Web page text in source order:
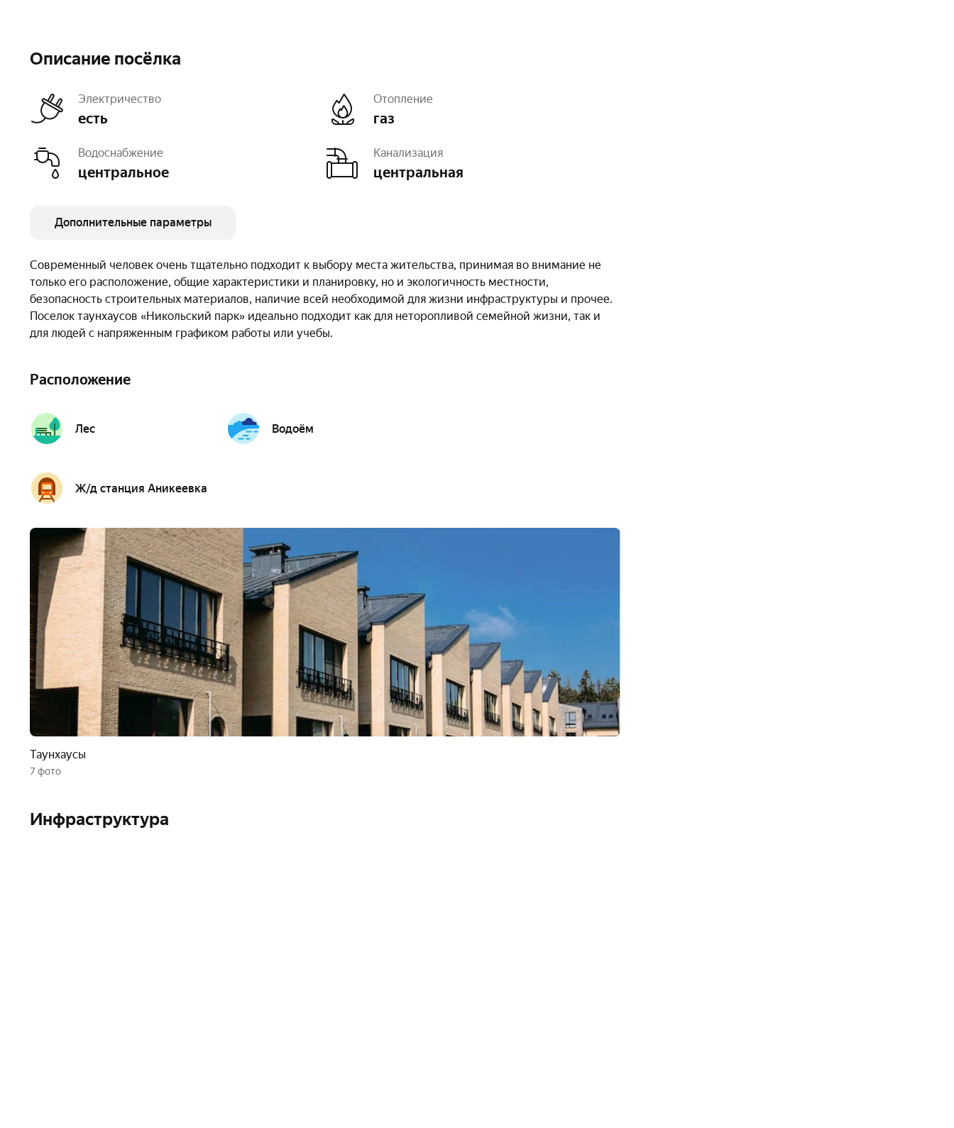
Описание посёлка
Электричество
есть
Отопление
газ
Водоснабжение
центральное
Канализация
центральная
Тип земли
МЖС Число объектов83
Очереди
1
Дополнительные параметры
Современный человек очень тщательно подходит к выбору места жительства, принимая во внимание не
только его расположение, общие характеристики и планировку, но и экологичность местности,
безопасность строительных материалов, наличие всей необходимой для жизни инфраструктуры и прочее.
Поселок таунхаусов «Никольский парк» идеально подходит как для неторопливой семейной жизни, так и
для людей с напряженным графиком работы или учебы.
Расположение
Лес Водоём
Ж/д станция Аникеевка
Таунхаусы
7 фото
Инфраструктура